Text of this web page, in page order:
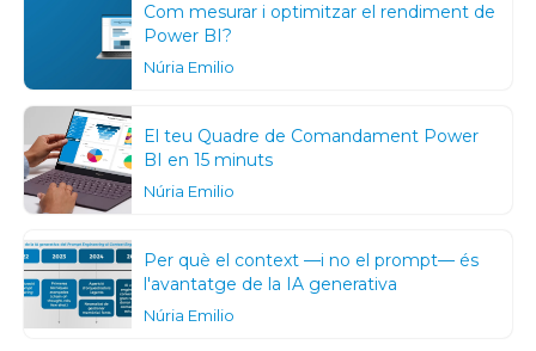
Com mesurar i optimitzar el rendiment de
Power BI?
Núria Emilio
El teu Quadre de Comandament Power
BI en 15 minuts
Núria Emilio
Per què el context —i no el prompt— és
l'avantatge de la IA generativa
Núria Emilio